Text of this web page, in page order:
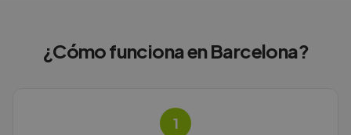
¿Cómo funciona enBarcelona?
1